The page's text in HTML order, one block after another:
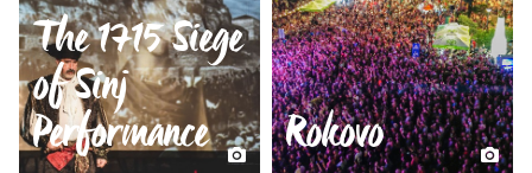
The 1715 Siege
of Sinj
Performance
Rokovo